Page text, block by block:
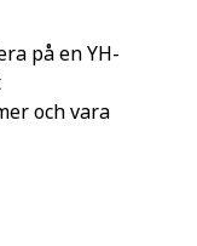
på en YH-
och vara